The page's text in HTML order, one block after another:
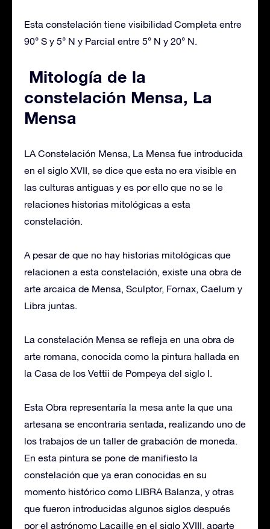
Esta constelación tiene visibilidad Completa entre
90° S y 5° N y Parcial entre 5° N y 20° N.
Mitología de la
constelación Mensa, La
Mensa
LA Constelación Mensa, La Mensa fue introducida
en el siglo XVII, se dice que esta no era visible en
las culturas antiguas y es por ello que no se le
relaciones historias mitológicas a esta
constelación.
A pesar de que no hay historias mitológicas que
relacionen a esta constelación, existe una obra de
arte arcaica de Mensa, Sculptor, Fornax, Caelum y
Libra juntas.
La constelación Mensa se refleja en una obra de
arte romana, conocida como la pintura hallada en
la Casa de los Vettii de Pompeya del siglo I.
Esta Obra representaría la mesa ante la que una
artesana se encontraria sentada, realizando uno de
los trabajos de un taller de grabación de moneda.
En esta pintura se pone de manifiesto la
constelación que ya eran conocidas en su
momento histórico como LIBRA Balanza, y otras
que fueron introducidas algunos siglos después
por el astrónomo Lacaille en el siglo XVIII, aparte